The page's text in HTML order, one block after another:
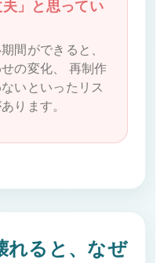
夫」と思ってい
間ができると、
の変化、 再制作
いといったリス
ります。
れると、なぜ